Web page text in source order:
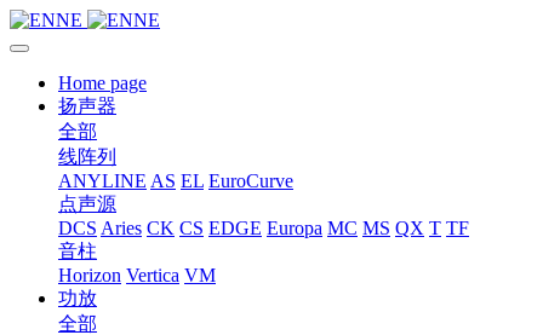
Home page
扬声器
全部
线阵列
ANYLINE AS EL EuroCurve
点声源
DCS Aries CK CS EDGE Europa MC MS QX T TF
音柱
Horizon Vertica VM
功放
全部